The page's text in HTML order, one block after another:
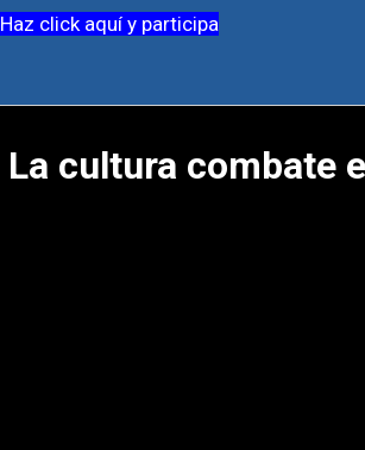
Haz click aquí y participa
La cultura combate